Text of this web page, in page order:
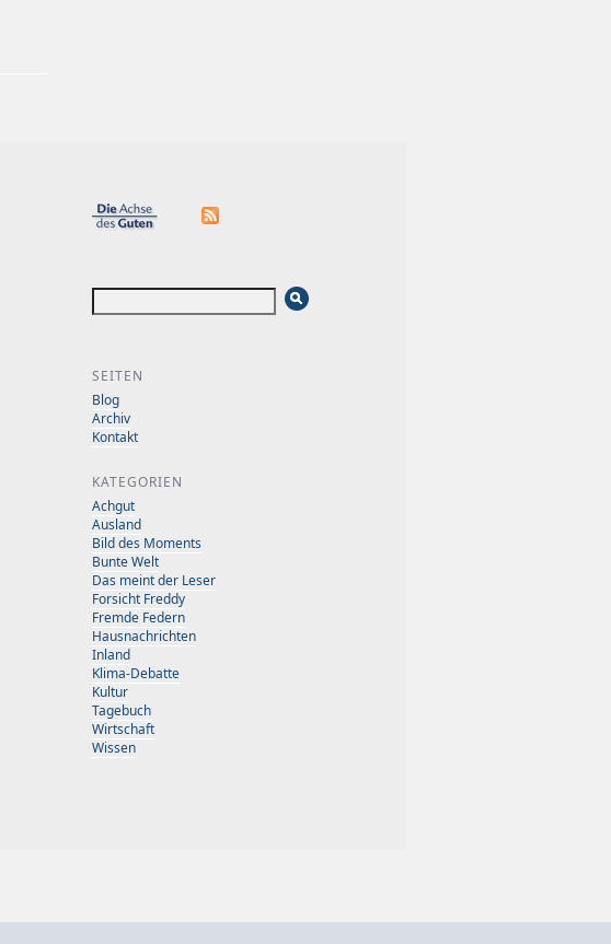
SEITEN
Blog
Archiv
Kontakt
KATEGORIEN
Achgut
Ausland
Bild des Moments
Bunte Welt
Das meint der Leser
Forsicht Freddy
Fremde Federn
Hausnachrichten
Inland
Klima-Debatte
Kultur
Tagebuch
Wirtschaft
Wissen